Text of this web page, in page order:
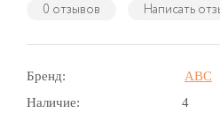
0 отзывов Написать
Бренд:
ABC
Наличие:
4